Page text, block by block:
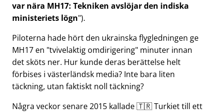
var nära MH17: Tekniken avslöjar den indiska
ministeriets lögn ).
Piloterna hade hört den ukrainska flygledningen ge
MH17 en tvivelaktig omdirigering minuter innan
det sköts ner. Hur kunde deras berättelse helt
förbises i västerländsk media? Inte bara liten
täckning, utan faktiskt noll täckning?
Några veckor senare 2015 kallade 🇹🇷 Turkiet till ett